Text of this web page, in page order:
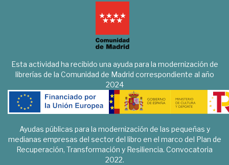
Esta actividad ha recibido una ayuda para la modernización de
librerías de la Comunidad de Madrid correspondiente al año
2024
Ayudas públicas para la modernización de las pequeñas y
medianas empresas del sector del libro en el marco del Plan de
Recuperación, Transformación y Resiliencia. Convocatoria
2022.